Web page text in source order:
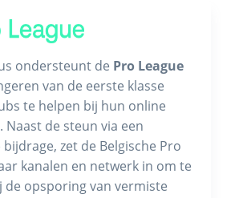
ondersteunt de Pro League
van de eerste klasse
te helpen bij hun online
Naast de steun via een
zet de Belgische Pro
kanalen en netwerk in om te
de opsporing van vermiste